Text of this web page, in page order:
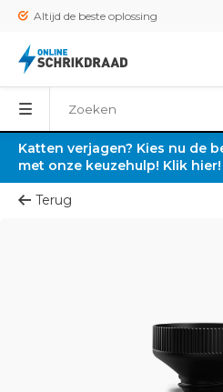
Altijd de beste oplossing
Katten verjagen? Kies nu de
met onze keuzehulp! Klik hier!
Terug